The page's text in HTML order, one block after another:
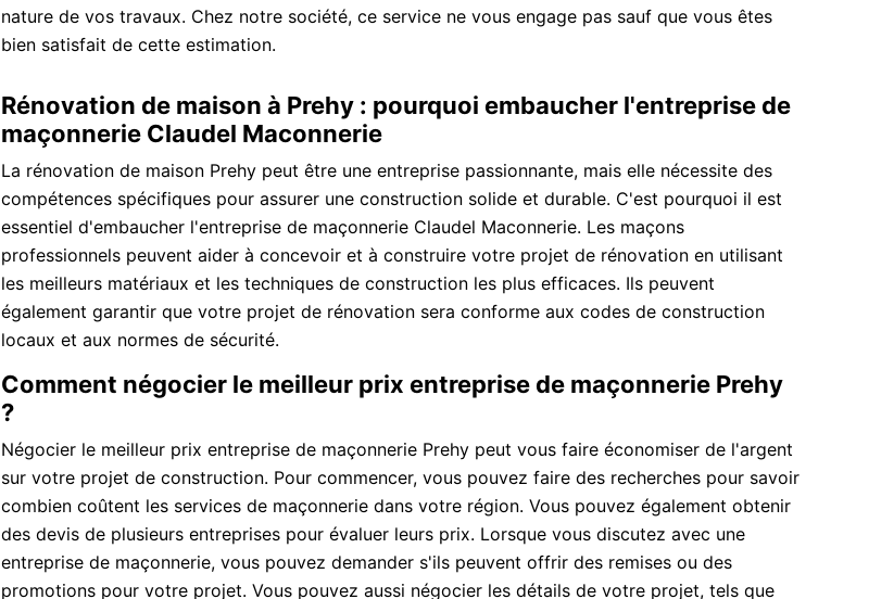
nature de vos travaux. Chez notre société, ce service ne vous engage pas sauf que vous êtes
bien satisfait de cette estimation.
Rénovation de maison à Prehy : pourquoi embaucher l'entreprise de
maçonnerie Claudel Maconnerie
La rénovation de maison Prehy peut être une entreprise passionnante, mais elle nécessite des
compétences spécifiques pour assurer une construction solide et durable. C'est pourquoi il est
essentiel d'embaucher l'entreprise de maçonnerie Claudel Maconnerie. Les maçons
professionnels peuvent aider à concevoir et à construire votre projet de rénovation en utilisant
les meilleurs matériaux et les techniques de construction les plus efficaces. Ils peuvent
également garantir que votre projet de rénovation sera conforme aux codes de construction
locaux et aux normes de sécurité.
Comment négocier le meilleur prix entreprise de maçonnerie Prehy
?
Négocier le meilleur prix entreprise de maçonnerie Prehy peut vous faire économiser de l'argent
sur votre projet de construction. Pour commencer, vous pouvez faire des recherches pour savoir
combien coûtent les services de maçonnerie dans votre région. Vous pouvez également obtenir
des devis de plusieurs entreprises pour évaluer leurs prix. Lorsque vous discutez avec une
entreprise de maçonnerie, vous pouvez demander s'ils peuvent offrir des remises ou des
promotions pour votre projet. Vous pouvez aussi négocier les détails de votre projet, tels que